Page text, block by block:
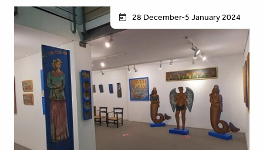
28 December-5 January 2024